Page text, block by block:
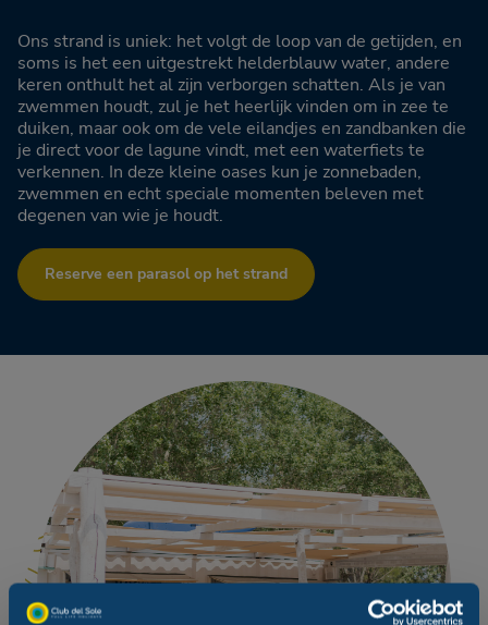
Ons strand is uniek: het volgt de loop van de getijden, en
soms is het een uitgestrekt helderblauw water, andere
keren onthult het al zijn verborgen schatten. Als je van
zwemmen houdt, zul je het heerlijk vinden om in zee te
duiken, maar ook om de vele eilandjes en zandbanken die
je direct voor de lagune vindt, met een waterfiets te
verkennen. In deze kleine oases kun je zonnebaden,
zwemmen en echt speciale momenten beleven met
degenen van wie je houdt.
Reserve een parasol op het strand